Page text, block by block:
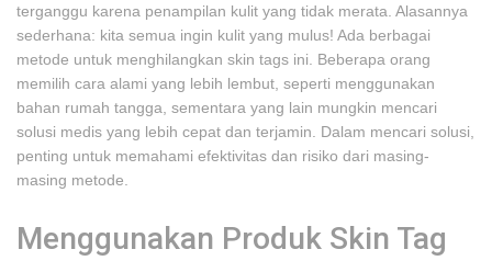
terganggu karena penampilan kulit yang tidak merata. Alasannya
sederhana: kita semua ingin kulit yang mulus! Ada berbagai
metode untuk menghilangkan skin tags ini. Beberapa orang
memilih cara alami yang lebih lembut, seperti menggunakan
bahan rumah tangga, sementara yang lain mungkin mencari
solusi medis yang lebih cepat dan terjamin. Dalam mencari solusi,
penting untuk memahami efektivitas dan risiko dari masing-
masing metode.
Menggunakan Produk Skin Tag